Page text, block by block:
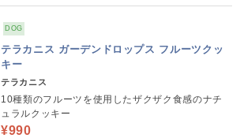
DOG
テラカニス ガーデンドロップス フルーツクッ
キー
テラカニス
10種類のフルーツを使用したザクザク食感のナチ
ュラルクッキー
¥990